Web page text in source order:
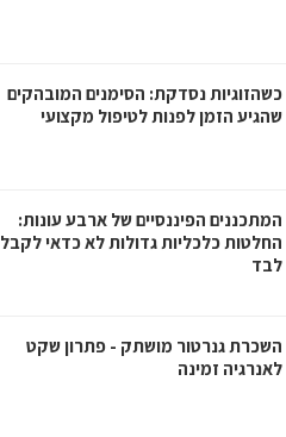
כשהזוגיות נסדקת: הסימנים המובהקים
שהגיע הזמן לפנות לטיפול מקצועי
המתכננים הפיננסיים של ארבע עונות:
החלטות כלכליות גדולות לא כדאי לקבל
לבד
השכרת גנרטור מושתק - פתרון שקט
לאנרגיה זמינה